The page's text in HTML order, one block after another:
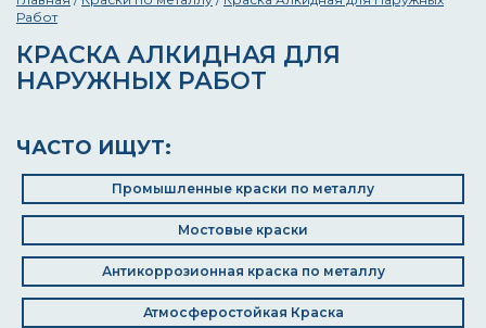
Работ
КРАСКА АЛКИДНАЯ ДЛЯ
НАРУЖНЫХ РАБОТ
ЧАСТО ИЩУТ:
Промышленные краски по металлу
Мостовые краски
Антикоррозионная краска по металлу
Атмосферостойкая Краска